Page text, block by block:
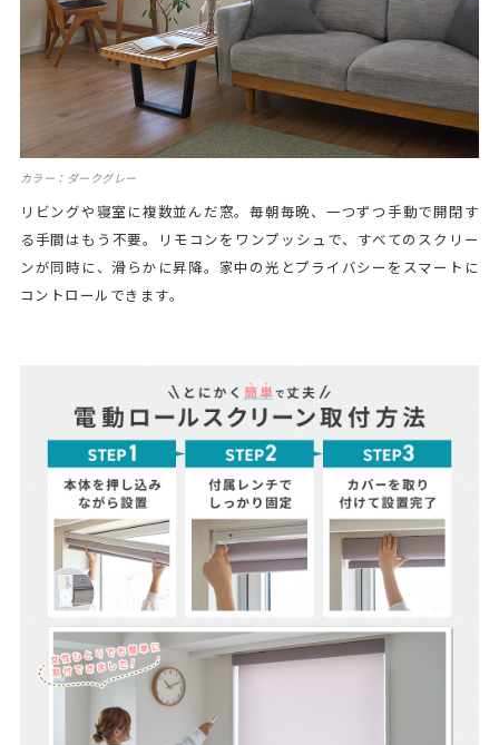
カラー：ダークグレー
リビングや寝室に複数並んだ窓。毎朝毎晩、一つずつ手動で開閉す
る手間はもう不要。リモコンをワンプッシュで、すべてのスクリー
ンが同時に、滑らかに昇降。家中の光とプライバシーをスマートに
コントロールできます。